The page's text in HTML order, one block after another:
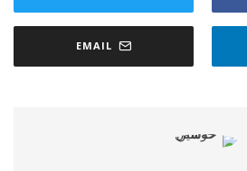
EMAIL